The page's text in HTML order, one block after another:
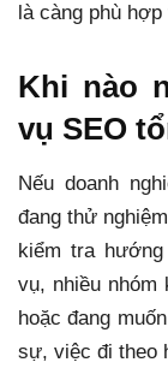
là càng phù
Khi nào
vụ SEO
Nếu doanh
đang thử
kiểm tra
vụ, nhiều nhóm
hoặc đang
sự, việc đi theo